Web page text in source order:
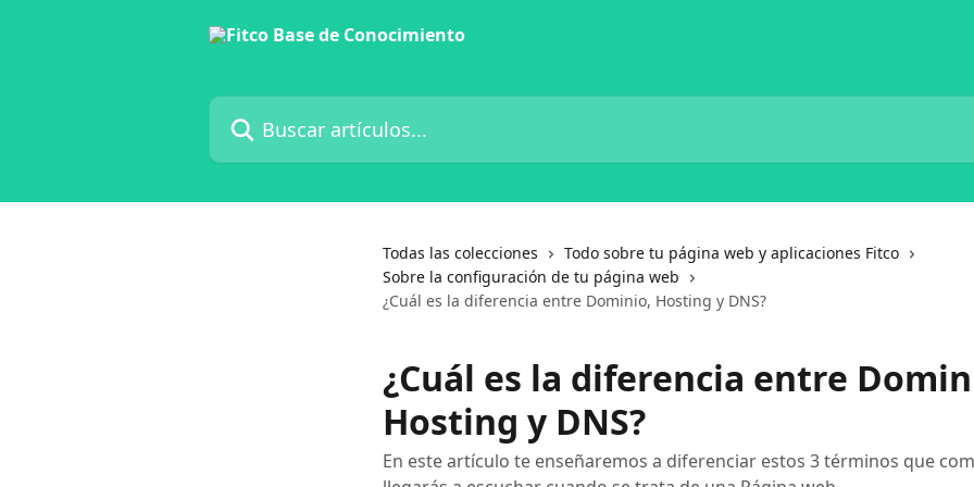
Buscar artículos...
Todas las colecciones
Todo sobre tu página web y aplicaciones Fitco
Sobre la configuración de tu página web
¿Cuál es la diferencia entre Dominio, Hosting y DNS?
¿Cuál es la diferencia entre
Hosting y DNS?
En este artículo te enseñaremos a diferenciar estos 3 términos que